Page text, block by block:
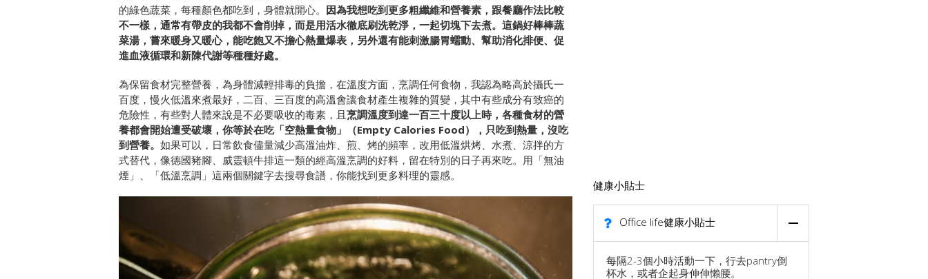
的綠色蔬菜，每種顏色都吃到，身體就開心。 因為我想吃到更多粗纖維和營養素，跟餐廳作法比較
不一樣，通常有帶皮的我都不會削掉，而是用活水徹底刷洗乾淨，一起切塊下去煮。這鍋好棒棒蔬
菜湯，嘗來暖身又暖心，能吃飽又不擔心熱量爆表，另外還有能刺激腸胃蠕動、幫助消化排便、促
進血液循環和新陳代謝等種種好處。
為保留食材完整營養，為身體減輕排毒的負擔，在溫度方面，烹調任何食物，我認為略高於攝氏一
百度，慢火低溫來煮最好，二百、三百度的高溫會讓食材產生複雜的質變，其中有些成分有致癌的
危險性，有些對人體來說是不必要吸收的毒素，且烹調溫度到達一百三十度以上時，各種食材的營
養都會開始遭受破壞，你等於在吃「空熱量食物」（Empty Calories Food），只吃到熱量，沒吃
到營養。 如果可以，日常飲食儘量減少高溫油炸、煎、烤的頻率，改用低溫烘烤、水煮、涼拌的方
式替代，像德國豬腳、威靈頓牛排這一類的經高溫烹調的好料，留在特別的日子再來吃。用「無油
煙」、「低溫烹調」這兩個關鍵字去搜尋食譜，你能找到更多料理的靈感。
健康小貼士
Office life健康小貼士
每隔2-3個小時活動一下，行去pantry倒
杯水，或者企起身伸伸懶腰。